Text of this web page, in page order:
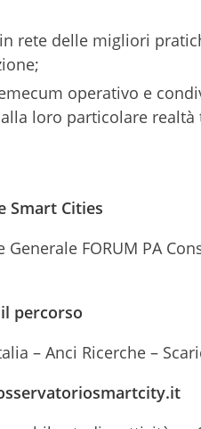
rete delle migliori
operativo e
loro particolare
Smart Cities
Generale FORUM PA
percorso
– Anci Ricerche –